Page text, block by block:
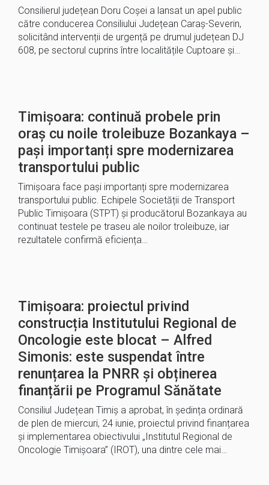
Consilierul județean Doru Coșei a lansat un apel public
către conducerea Consiliului Județean Caraș-Severin,
solicitând intervenții de urgență pe drumul județean DJ
608, pe sectorul cuprins între localitățile Cuptoare și…
Timișoara: continuă probele prin
oraș cu noile troleibuze Bozankaya –
pași importanți spre modernizarea
transportului public
Timișoara face pași importanți spre modernizarea
transportului public. Echipele Societății de Transport
Public Timișoara (STPT) și producătorul Bozankaya au
continuat testele pe traseu ale noilor troleibuze, iar
rezultatele confirmă eficiența…
Timișoara: proiectul privind
construcția Institutului Regional de
Oncologie este blocat – Alfred
Simonis: este suspendat între
renunțarea la PNRR și obținerea
finanțării pe Programul Sănătate
Consiliul Județean Timiș a aprobat, în ședința ordinară
de plen de miercuri, 24 iunie, proiectul privind finanțarea
și implementarea obiectivului „Institutul Regional de
Oncologie Timișoara” (IROT), una dintre cele mai…